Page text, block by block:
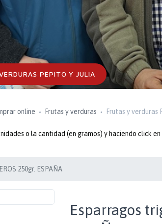
PEPITO Y JULIA
online Frutas y verduras Frutas y verduras
o la cantidad (en gramos) y haciendo click
250gr. ESPAÑA
Esparragos